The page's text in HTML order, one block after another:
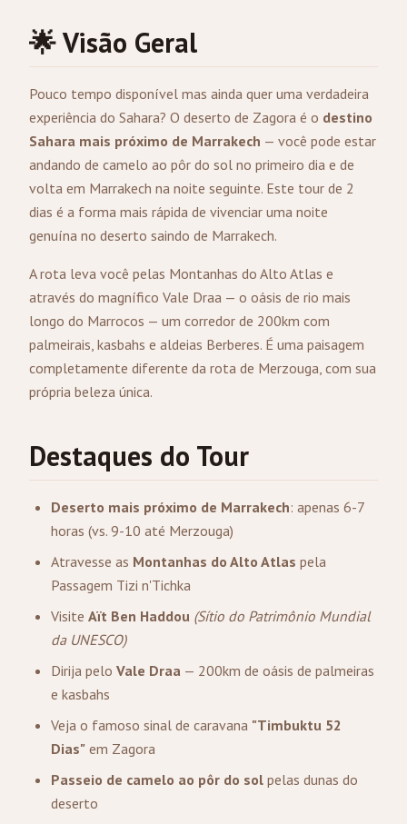
🌟 Visão Geral
Pouco tempo disponível mas ainda quer uma verdadeira
experiência do Sahara? O deserto de Zagora é o destino
Sahara mais próximo de Marrakech — você pode estar
andando de camelo ao pôr do sol no primeiro dia e de
volta em Marrakech na noite seguinte. Este tour de 2
dias é a forma mais rápida de vivenciar uma noite
genuína no deserto saindo de Marrakech.
A rota leva você pelas Montanhas do Alto Atlas e
através do magnífico Vale Draa — o oásis de rio mais
longo do Marrocos — um corredor de 200km com
palmeirais, kasbahs e aldeias Berberes. É uma paisagem
completamente diferente da rota de Merzouga, com sua
própria beleza única.
Destaques do Tour
Deserto mais próximo de Marrakech: apenas 6-7
horas (vs. 9-10 até Merzouga)
Atravesse as Montanhas do Alto Atlas pela
Passagem Tizi n'Tichka
Visite Aït Ben Haddou (Sítio do Patrimônio Mundial
da UNESCO)
Dirija pelo Vale Draa — 200km de oásis de palmeiras
e kasbahs
Veja o famoso sinal de caravana "Timbuktu 52
Dias" em Zagora
Passeio de camelo ao pôr do sol pelas dunas do
deserto